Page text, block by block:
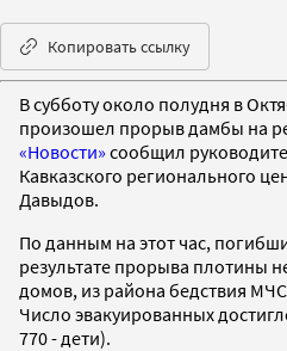
Копировать ссылку
В субботу около полудня в
произошел прорыв дамбы на
«Новости» сообщил
Кавказского регионального
Давыдов.
По данным на этот час,
результате прорыва плотины
домов, из района бедствия
Число эвакуированных
770 - дети).